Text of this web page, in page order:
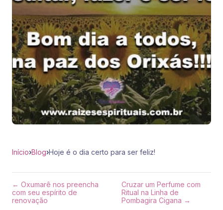
Início›Blog›Hoje é o dia certo para ser feliz!
← Oxumarê nos preencha
com seu espírito de
renovação
Cruzar um Perfume com
Ritual na Linha de
Pombagira Cigana →